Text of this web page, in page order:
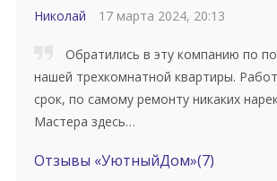
Николай 17 марта 2024, 20:13
Обратились в эту компанию по
нашей трехкомнатной квартиры.
срок, по самому ремонту никаких
Мастера здесь…
Отзывы «УютныйДом»(7)